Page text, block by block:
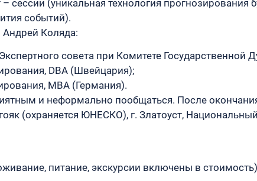
– сессии (уникальная технология прогнозирования
событий).
Андрей Коляда:
совета при Комитете
DBA (Швейцария);
MBA (Германия).
и неформально пообщаться. После
(охраняется ЮНЕСКО), г. Златоуст,
питание, экскурсии включены в